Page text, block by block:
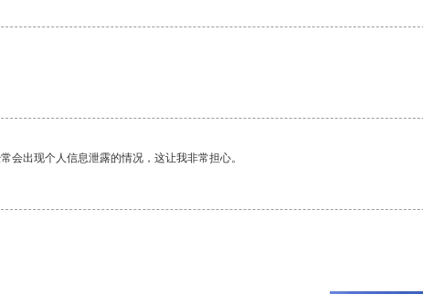
出现个人信息泄露的情况，这让我非常担心。